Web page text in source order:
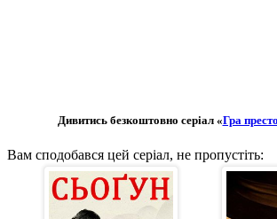
Дивитись безкоштовно серіал «Гра
Вам сподобався цей серіал, не пропустіть: